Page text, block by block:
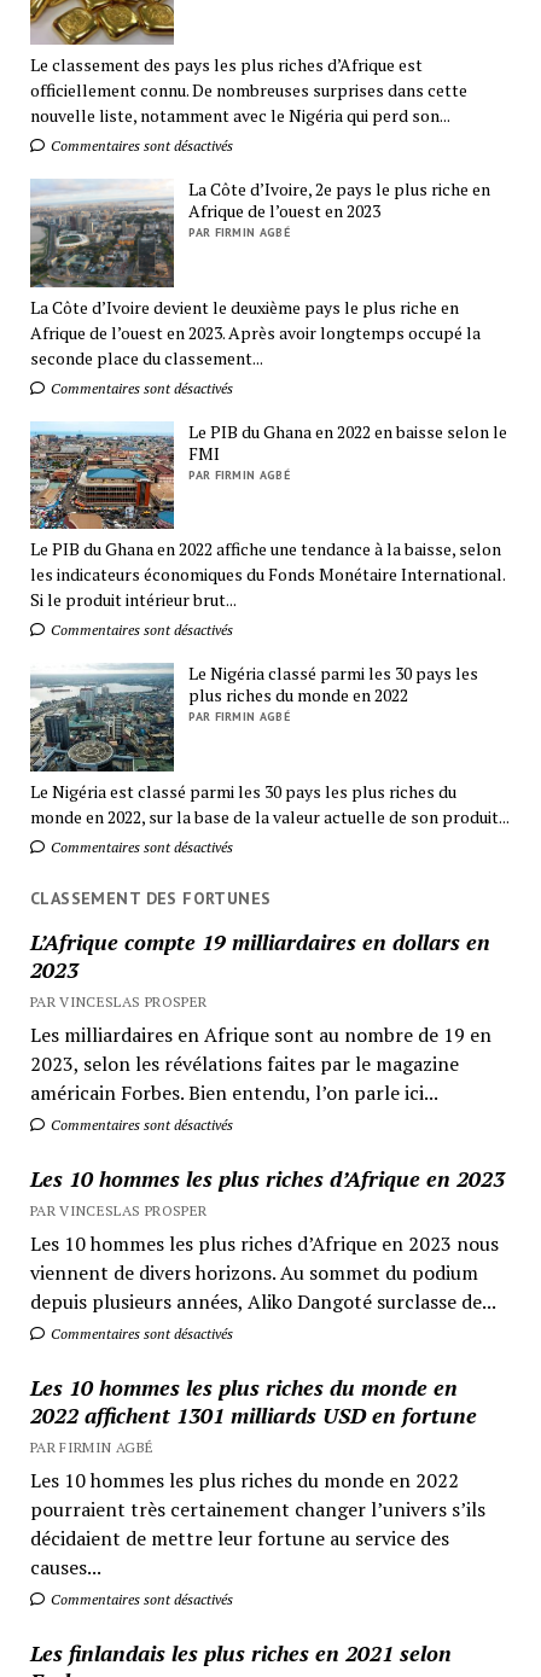
Le classement des pays les plus riches d’Afrique est
officiellement connu. De nombreuses surprises dans cette
nouvelle liste, notamment avec le Nigéria qui perd son...
Commentaires sont désactivés
La Côte d’Ivoire, 2e pays le plus riche en
Afrique de l’ouest en 2023
PAR FIRMIN AGBÉ
La Côte d’Ivoire devient le deuxième pays le plus riche en
Afrique de l’ouest en 2023. Après avoir longtemps occupé la
seconde place du classement...
Commentaires sont désactivés
Le PIB du Ghana en 2022 en baisse selon le
FMI
PAR FIRMIN AGBÉ
Le PIB du Ghana en 2022 affiche une tendance à la baisse, selon
les indicateurs économiques du Fonds Monétaire International.
Si le produit intérieur brut...
Commentaires sont désactivés
Le Nigéria classé parmi les 30 pays les
plus riches du monde en 2022
PAR FIRMIN AGBÉ
Le Nigéria est classé parmi les 30 pays les plus riches du
monde en 2022, sur la base de la valeur actuelle de son produit...
Commentaires sont désactivés
CLASSEMENT DES FORTUNES
L’Afrique compte 19 milliardaires en dollars en
2023
PAR VINCESLAS PROSPER
Les milliardaires en Afrique sont au nombre de 19 en
2023, selon les révélations faites par le magazine
américain Forbes. Bien entendu, l’on parle ici...
Commentaires sont désactivés
Les 10 hommes les plus riches d’Afrique en 2023
PAR VINCESLAS PROSPER
Les 10 hommes les plus riches d’Afrique en 2023 nous
viennent de divers horizons. Au sommet du podium
depuis plusieurs années, Aliko Dangoté surclasse de...
Commentaires sont désactivés
Les 10 hommes les plus riches du monde en
2022 affichent 1301 milliards USD en fortune
PAR FIRMIN AGBÉ
Les 10 hommes les plus riches du monde en 2022
pourraient très certainement changer l’univers s’ils
décidaient de mettre leur fortune au service des
causes...
Commentaires sont désactivés
Les finlandais les plus riches en 2021 selon